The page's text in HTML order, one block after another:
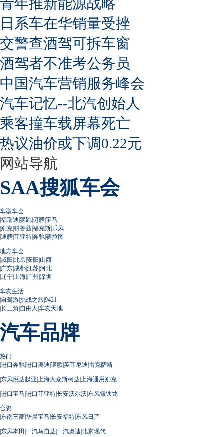
日系车在华销量受挫
交警查酒驾可拆车窗
酒驾者不准考公务员
中国汽车营销服务峰会
汽车记忆--北汽创始人
乘客撞车载屏幕死亡
热议油价或下调0.22元
网站导航
SAA搜狐车会
车型车会
|福瑞迪|狮跑|迈腾|宝马
|别克|科鲁兹|福克斯|乐风
|速腾|菲亚特|奔驰|赛拉图
地方车会
|咸阳|北京|安阳|山西
|广东|成都|江苏|河北
|辽宁| 上海|广州 |深圳
车友生活
|自驾游|挑战之旅|9421
|长三角 |自由人 |车友天地
汽车品牌
热门
|进口奔驰|进口奥迪|讴歌|英菲尼迪|雷克萨斯
|东风悦达起亚| 上海大众斯柯达| 上海通用别克
|进口宝马|进口菲亚特|长安沃尔沃|东风雪铁龙
合资
|东南三菱|华晨宝马|长安福特|东风日产
|东风本田 |一汽马自达|一汽奥迪|北京现代